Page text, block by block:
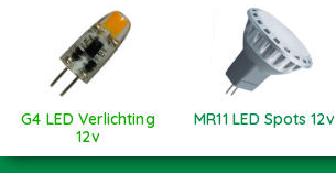
G4 LED Verlichting
12v
MR11 LED Spots 12v